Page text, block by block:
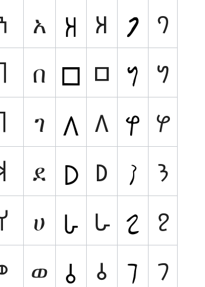
አ 𑀅
𐨀
በ 𑀩
𐨦
ገ 𑀕
𐨒
ደ 𑀥
𐨢
ሀ 𑀳
𐨱
ወ 𑀯
𐨬